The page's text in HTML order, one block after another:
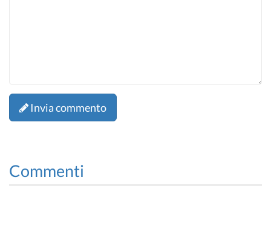
Invia commento
Commenti